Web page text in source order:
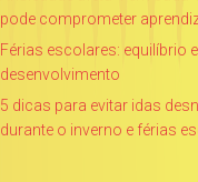
pode comprometer
Férias escolares: equilíbrio
desenvolvimento
5 dicas para evitar idas
durante o inverno e férias